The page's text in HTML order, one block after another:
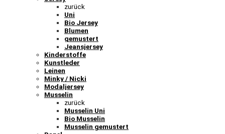
zurück
Uni
Bio Jersey
Blumen
gemustert
Jeansjersey
Kinderstoffe
Kunstleder
Leinen
Minky / Nicki
Modaljersey
Musselin
zurück
Musselin Uni
Bio Musselin
Musselin gemustert